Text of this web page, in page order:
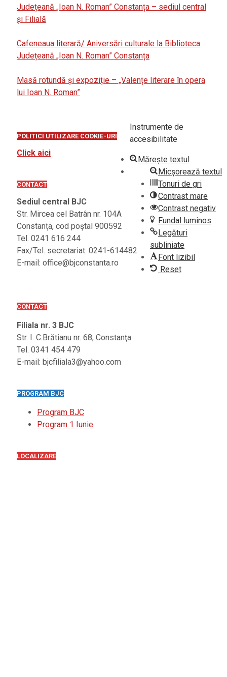
Județeană „Ioan N. Roman” Constanța – sediul central
și Filială
Cafeneaua literară/ Aniversări culturale la Biblioteca
Județeană „Ioan N. Roman” Constanța
Masă rotundă și expoziție – „Valențe literare în opera
lui Ioan N. Roman”
POLITICI UTILIZARE COOKIE-URI
Click aici
CONTACT
Sediul central BJC
Str. Mircea cel Batrân nr. 104A
Constanţa, cod poştal 900592
Tel. 0241 616 244
Fax/Tel. secretariat: 0241-614482
E-mail: office@bjconstanta.ro
CONTACT
Filiala nr. 3 BJC
Str. I. C.Brătianu nr. 68, Constanţa
Tel. 0341 454 479
E-mail: bjcfiliala3@yahoo.com
PROGRAM BJC
Program BJC
Program 1 Iunie
LOCALIZARE
Instrumente de
accesibilitate
Mărește textul
Micșorează textul
Tonuri de gri
Contrast mare
Contrast negativ
Fundal luminos
Legături
subliniate
Font lizibil
Reset